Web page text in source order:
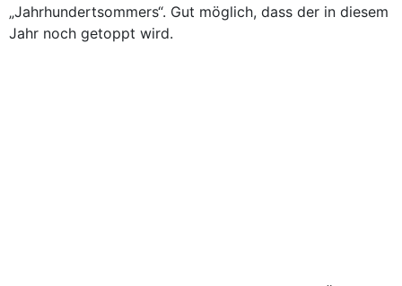
„Jahrhundertsommers“. Gut möglich, dass der in diesem
Jahr noch getoppt wird.